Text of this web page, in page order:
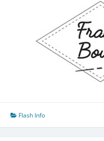
Flash Info